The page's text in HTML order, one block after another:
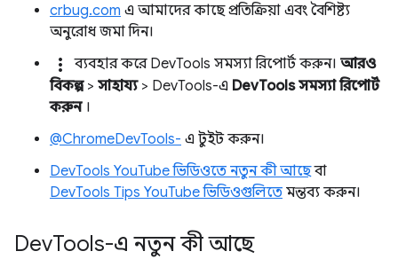
crbug.com এ আমাদের কাছে প্রতিক্রিয়া এবং বৈশিষ্ট্য
অনুরোধ জমা দিন।
more_vert ব্যবহার করে DevTools সমস্যা রিপোর্ট করুন। আরও
বিকল্প> সাহায্য> DevTools-এ DevTools সমস্যা রিপোর্ট
করুন।
@ChromeDevTools- এ টুইট করুন।
DevTools YouTube ভিডিওতে নতুন কী আছেবা
DevTools Tips YouTube ভিডিওগুলিতে মন্তব্য করুন।
DevTools-এ নতুন কী আছে